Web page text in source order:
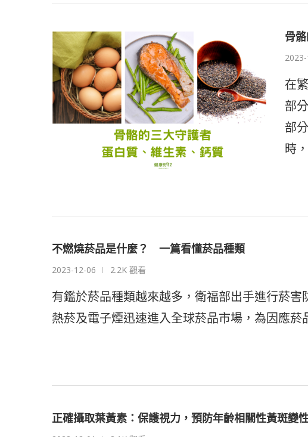
骨
在
部
部
時
不燃燒菸品是什麼？ 一篇看懂菸品種類
2023-12-06 2.2K 觀看
有鑑於菸品種類越來越多，衛福部出手進行菸
熱菸及電子煙迅速進入全球菸品市場，為因應
正確攝取葉黃素：保護視力，預防年齡相關性黃斑變